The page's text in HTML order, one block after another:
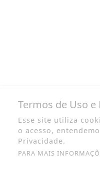
Termos de Uso e
Esse site utiliza
o acesso,
Privacidade.
PARA MAIS